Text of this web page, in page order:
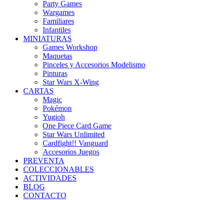
Party Games
Wargames
Familiares
Infantiles
MINIATURAS
Games Workshop
Maquetas
Pinceles y Accesorios Modelismo
Pinturas
Star Wars X-Wing
CARTAS
Magic
Pokémon
Yugioh
One Piece Card Game
Star Wars Unlimited
Cardfight!! Vanguard
Accesorios Juegos
PREVENTA
COLECCIONABLES
ACTIVIDADES
BLOG
CONTACTO